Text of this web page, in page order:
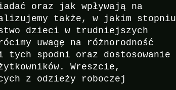
oraz jak wpływają na
także, w jakim stopniu
dzieci w trudniejszych
uwagę na różnorodność
tych spodni oraz dostosowanie
Wreszcie,
z odzieży roboczej